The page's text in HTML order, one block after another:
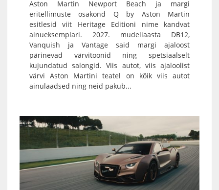
Aston Martin Newport Beach ja margi
eritellimuste osakond Q by Aston Martin
esitlesid viit Heritage Editioni nime kandvat
ainueksemplari. 2027. mudeliaasta DB12,
Vanquish ja Vantage said margi ajaloost
pärinevad värvitoonid ning spetsiaalselt
kujundatud salongid. Viis autot, viis ajaloolist
värvi Aston Martini teatel on kõik viis autot
ainulaadsed ning neid pakub...